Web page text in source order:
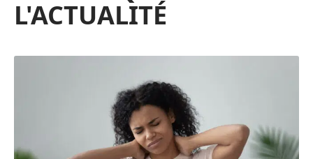
L'ACTUALITÉ